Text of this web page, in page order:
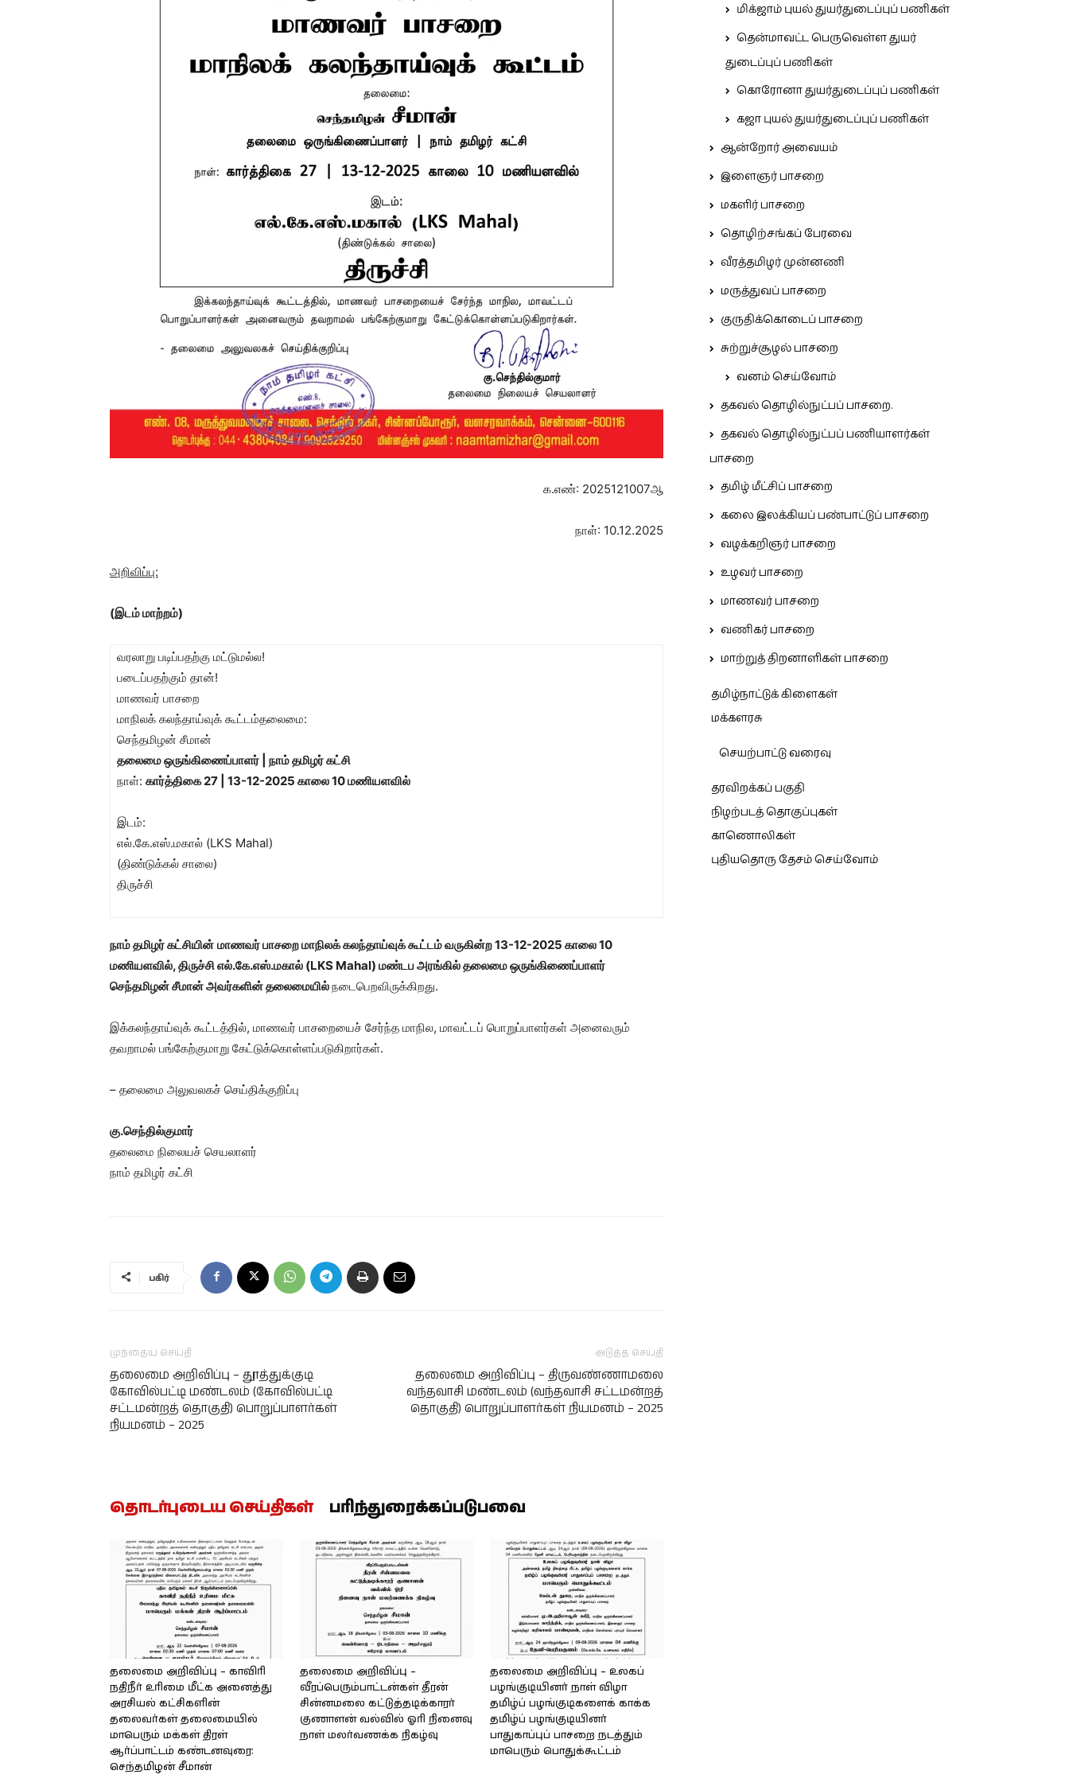
க.எண்: 2025121007ஆ
நாள்: 10.12.2025
அறிவிப்பு:
(இடம் மாற்றம்)
வரலாறு படிப்பதற்கு மட்டுமல்ல!
படைப்பதற்கும் தான்!
மாணவர் பாசறை
மாநிலக் கலந்தாய்வுக் கூட்டம்தலைமை:
செந்தமிழன் சீமான்
தலைமை ஒருங்கிணைப்பாளர் | நாம் தமிழர் கட்சி
நாள்: கார்த்திகை 27 | 13-12-2025 காலை 10 மணியளவில்
இடம்:
எல்.கே.எஸ்.மகால் (LKS Mahal)
(திண்டுக்கல் சாலை)
திருச்சி
நாம் தமிழர் கட்சியின் மாணவர் பாசறை மாநிலக் கலந்தாய்வுக் கூட்டம் வருகின்ற 13-12-2025 காலை 10
மணியளவில், திருச்சிஎல்.கே.எஸ்.மகால் (LKS Mahal) மண்டப அரங்கில்தலைமை ஒருங்கிணைப்பாளர்
செந்தமிழன் சீமான் அவர்களின் தலைமையில்நடைபெறவிருக்கிறது.
இக்கலந்தாய்வுக் கூட்டத்தில், மாணவர் பாசறையைச் சேர்ந்த மாநில, மாவட்டப் பொறுப்பாளர்கள் அனைவரும்
தவறாமல் பங்கேற்குமாறு கேட்டுக்கொள்ளப்படுகிறார்கள்.
– தலைமை அலுவலகச் செய்திக்குறிப்பு
கு.செந்தில்குமார்
தலைமை நிலையச் செயலாளர்
நாம் தமிழர் கட்சி
பகிர்
முந்தைய செய்தி
தலைமை அறிவிப்பு – தூத்துக்குடி
கோவில்பட்டி மண்டலம் (கோவில்பட்டி
சட்டமன்றத் தொகுதி) பொறுப்பாளர்கள்
நியமனம் – 2025
அடுத்த செய்தி
தலைமை அறிவிப்பு – திருவண்ணாமலை
வந்தவாசி மண்டலம் (வந்தவாசி சட்டமன்றத்
தொகுதி) பொறுப்பாளர்கள் நியமனம் – 2025
தொடர்புடைய செய்திகள் பரிந்துரைக்கப்படுபவை
தலைமை அறிவிப்பு – காவிரி
நதிநீர் உரிமை மீட்க அனைத்து
அரசியல் கட்சிகளின்
தலைவர்கள் தலைமையில்
மாபெரும் மக்கள் திரள்
ஆர்ப்பாட்டம் கண்டனவுரை:
செந்தமிழன் சீமான்
தலைமை அறிவிப்பு –
வீரப்பெரும்பாட்டன்கள் தீரன்
சின்னமலை கட்டுத்தடிக்காரர்
குணாளன் வல்வில் ஓரி நினைவு
நாள் மலர்வணக்க நிகழ்வு
தலைமை அறிவிப்பு – உலகப்
பழங்குடியினர் நாள் விழா
தமிழ்ப் பழங்குடிகளைக் காக்க
தமிழ்ப் பழங்குடியினர்
பாதுகாப்புப் பாசறை நடத்தும்
மாபெரும் பொதுக்கூட்டம்
மிக்ஜாம் புயல் துயர்துடைப்புப் பணிகள்
தென்மாவட்ட பெருவெள்ள துயர்
துடைப்புப் பணிகள்
கொரோனா துயர்துடைப்புப் பணிகள்
கஜா புயல் துயர்துடைப்புப் பணிகள்
ஆன்றோர் அவையம்
இளைஞர் பாசறை
மகளிர் பாசறை
தொழிற்சங்கப் பேரவை
வீரத்தமிழர் முன்னணி
மருத்துவப் பாசறை
குருதிக்கொடைப் பாசறை
சுற்றுச்சூழல் பாசறை
வனம் செய்வோம்
தகவல் தொழில்நுட்பப் பாசறை.
தகவல் தொழில்நுட்பப் பணியாளர்கள்
பாசறை
தமிழ் மீட்சிப் பாசறை
கலை இலக்கியப் பண்பாட்டுப் பாசறை
வழக்கறிஞர் பாசறை
உழவர் பாசறை
மாணவர் பாசறை
வணிகர் பாசறை
மாற்றுத் திறனாளிகள் பாசறை
தமிழ்நாட்டுக் கிளைகள்
மக்களரசு
செயற்பாட்டு வரைவு
தரவிறக்கப் பகுதி
நிழற்படத் தொகுப்புகள்
காணொலிகள்
புதியதொரு தேசம் செய்வோம்